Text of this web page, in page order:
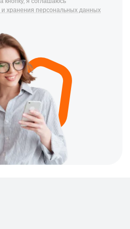
и хранения персональных данных